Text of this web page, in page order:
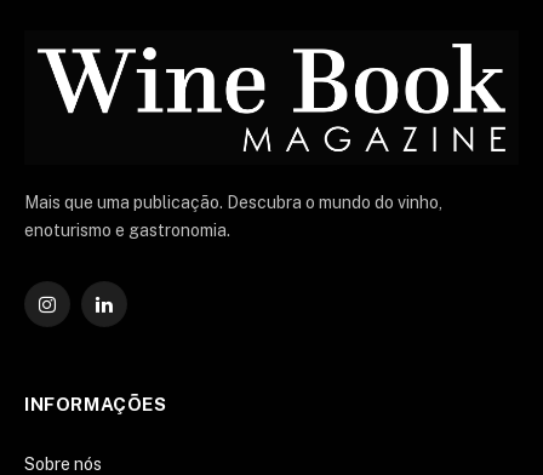
Mais que uma publicação. Descubra o mundo do vinho,
enoturismo e gastronomia.
Instagram
O
INFORMAÇÕES
Sobre nós